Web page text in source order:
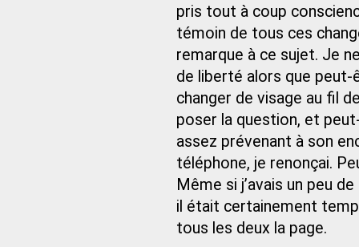
pris tout à coup
témoin de tous ces
remarque à ce sujet. Je
de liberté alors que peut-
changer de visage au fil
poser la question, et
assez prévenant à son
téléphone, je renonçai.
Même si j’avais un peu
il était certainement
tous les deux la page.